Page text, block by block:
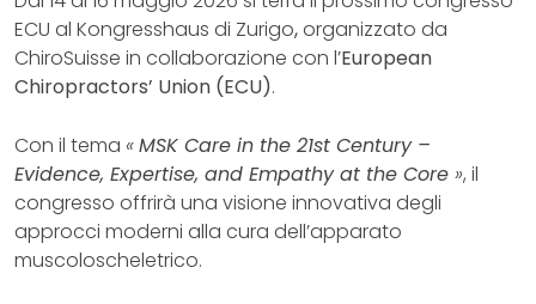
ECU al Kongresshaus di Zurigo,organizzato da
ChiroSuisse in collaborazione con l’European
Chiropractors’ Union (ECU).
Con il tema «MSK Care in the 21st Century –
Evidence, Expertise, and Empathy at the Core », il
congresso offrirà una visione innovativa degli
approcci moderni alla cura dell’apparato
muscoloscheletrico.